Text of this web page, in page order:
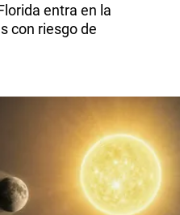
entra en la
con riesgo de